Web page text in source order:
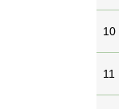
10
11